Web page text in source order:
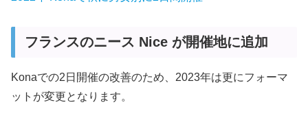
フランスのニース Nice が開催地に追加
Konaでの2日開催の改善のため、2023年は更にフォーマ
ットが変更となります。